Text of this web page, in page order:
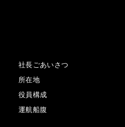
社長ごあいさつ
所在地
役員構成
運航船腹